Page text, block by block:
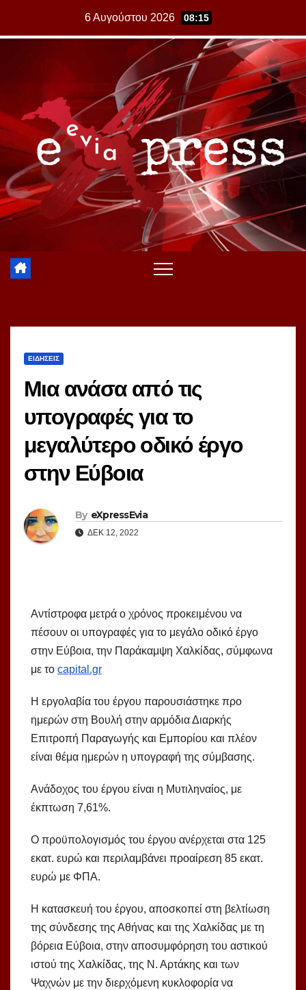
6 Αυγούστου 2026 08:15
ΕΙΔΗΣΕΙΣ
Μια ανάσα από τις
υπογραφές για το
μεγαλύτερο οδικό έργο
στην Εύβοια
By eXpressEvia
ΔΕΚ 12, 2022
Αντίστροφα μετρά ο χρόνος προκειμένου να
πέσουν οι υπογραφές για το μεγάλο οδικό έργο
στην Εύβοια, την Παράκαμψη Χαλκίδας, σύμφωνα
με το capital.gr
Η εργολαβία του έργου παρουσιάστηκε προ
ημερών στη Βουλή στην αρμόδια Διαρκής
Επιτροπή Παραγωγής και Εμπορίου και πλέον
είναι θέμα ημερών η υπογραφή της σύμβασης.
Ανάδοχος του έργου είναι η Μυτιληναίος, με
έκπτωση 7,61%.
Ο προϋπολογισμός του έργου ανέρχεται στα 125
εκατ. ευρώ και περιλαμβάνει προαίρεση 85 εκατ.
ευρώ με ΦΠΑ.
Η κατασκευή του έργου, αποσκοπεί στη βελτίωση
της σύνδεσης της Αθήνας και της Χαλκίδας με τη
βόρεια Εύβοια, στην αποσυμφόρηση του αστικού
ιστού της Χαλκίδας, της Ν. Αρτάκης και των
Ψαχνών με την διερχόμενη κυκλοφορία να